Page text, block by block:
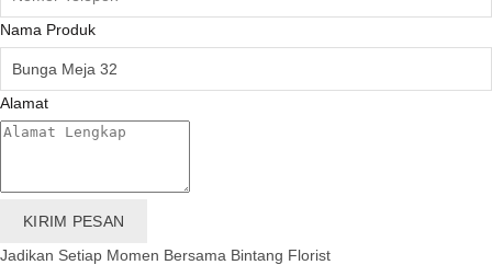
Nama Produk
Alamat
KIRIM PESAN
Jadikan Setiap Momen Bersama Bintang Florist